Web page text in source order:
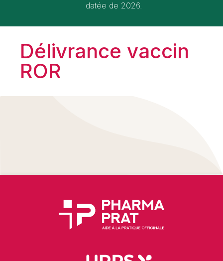
datée de 2026.
Délivrance vaccin
ROR